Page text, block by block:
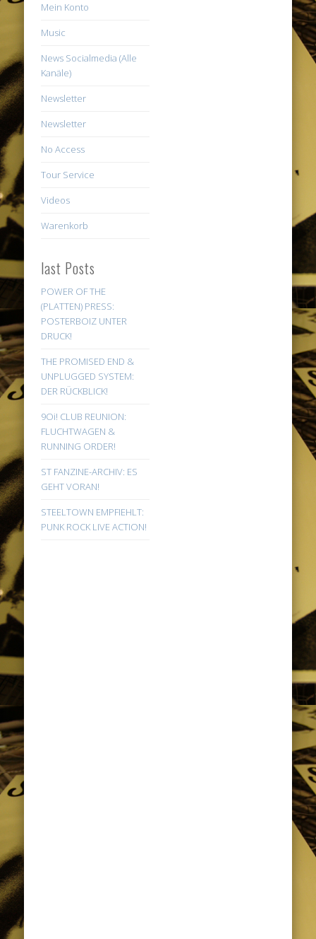
Mein Konto
Music
News Socialmedia (Alle
Kanäle)
Newsletter
Newsletter
No Access
Tour Service
Videos
Warenkorb
last Posts
POWER OF THE
(PLATTEN) PRESS:
POSTERBOIZ UNTER
DRUCK!
THE PROMISED END &
UNPLUGGED SYSTEM:
DER RÜCKBLICK!
9Oi! CLUB REUNION:
FLUCHTWAGEN &
RUNNING ORDER!
ST FANZINE-ARCHIV: ES
GEHT VORAN!
STEELTOWN EMPFIEHLT:
PUNK ROCK LIVE ACTION!